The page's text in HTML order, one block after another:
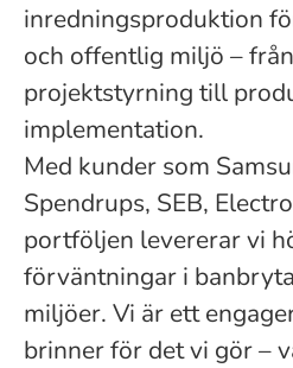
inredningsproduktion
och offentlig miljö –
projektstyrning till
implementation.
Med kunder som
Spendrups, SEB,
portföljen levererar vi
förväntningar i
miljöer. Vi är ett
brinner för det vi gör –